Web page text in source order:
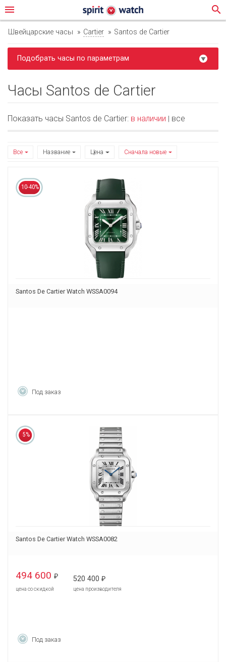
menu search
Швейцарские часы Cartier Santos de Cartier
Подобрать часы по параметрам
Часы Santos de Cartier
Показать часы Santos de Cartier: в наличии все
Все Название Цена Сначала новые
10-40%
Santos De Cartier Watch WSSA0094
Под заказ
5%
Santos De Cartier Watch WSSA0082
494 600 ₽
цена со скидкой
520 400 ₽
цена производителя
Под заказ